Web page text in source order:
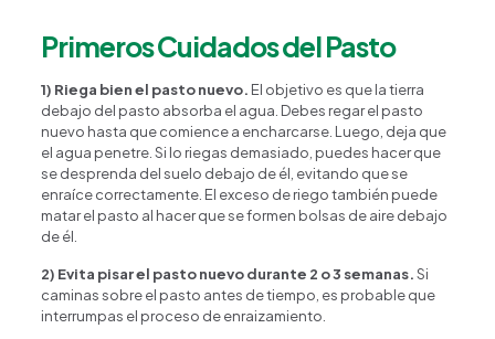
Primeros Cuidados del Pasto
1) Riega bien el pasto nuevo. El objetivo es que la tierra
debajo del pasto absorba el agua. Debes regar el pasto
nuevo hasta que comience a encharcarse. Luego, deja que
el agua penetre. Si lo riegas demasiado, puedes hacer que
se desprenda del suelo debajo de él, evitando que se
enraíce correctamente. El exceso de riego también puede
matar el pasto al hacer que se formen bolsas de aire debajo
de él.
2) Evita pisar el pasto nuevo durante 2 o 3 semanas.Si
caminas sobre el pasto antes de tiempo, es probable que
interrumpas el proceso de enraizamiento.